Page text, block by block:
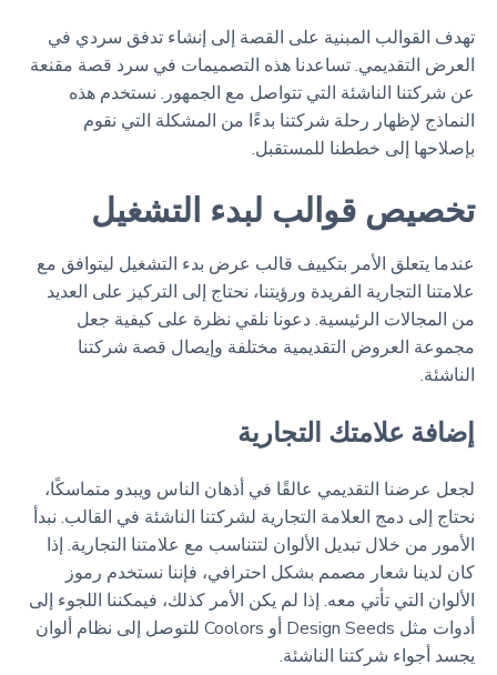
تهدف القوالب المبنية على القصة إلى إنشاء تدفق سردي في
العرض التقديمي. تساعدنا هذه التصميمات في سرد قصة مقنعة
عن شركتنا الناشئة التي تتواصل مع الجمهور. نستخدم هذه
النماذج لإظهار رحلة شركتنا بدءًا من المشكلة التي نقوم
بإصلاحها إلى خططنا للمستقبل.
تخصيص قوالب لبدء التشغيل
عندما يتعلق الأمر بتكييف قالب عرض بدء التشغيل ليتوافق مع
علامتنا التجارية الفريدة ورؤيتنا، نحتاج إلى التركيز على العديد
من المجالات الرئيسية. دعونا نلقي نظرة على كيفية جعل
مجموعة العروض التقديمية مختلفة وإيصال قصة شركتنا
الناشئة.
إضافة علامتك التجارية
لجعل عرضنا التقديمي عالقًا في أذهان الناس ويبدو متماسكًا،
نحتاج إلى دمج العلامة التجارية لشركتنا الناشئة في القالب. نبدأ
الأمور من خلال تبديل الألوان لتتناسب مع علامتنا التجارية. إذا
كان لدينا شعار مصمم بشكل احترافي، فإننا نستخدم رموز
الألوان التي تأتي معه. إذا لم يكن الأمر كذلك، فيمكننا اللجوء إلى
أدوات مثل Design Seeds أو Coolors للتوصل إلى نظام ألوان
يجسد أجواء شركتنا الناشئة.